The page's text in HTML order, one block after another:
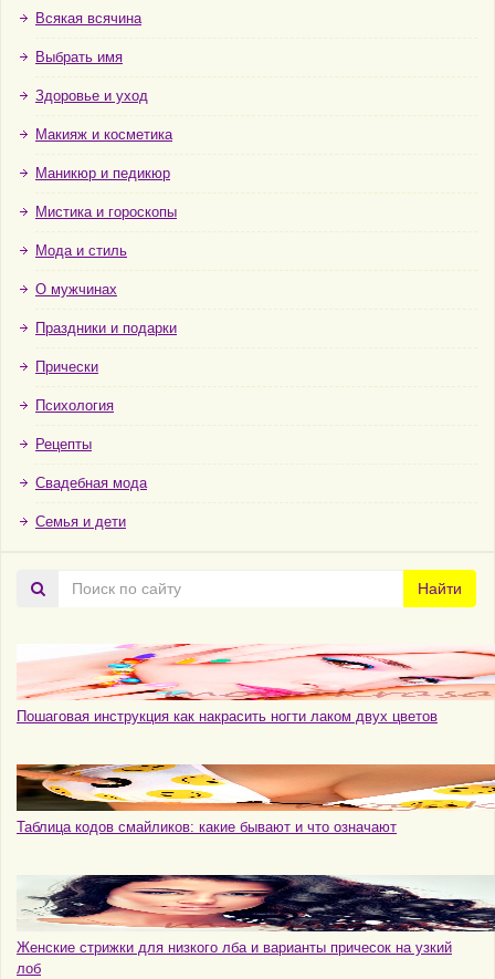
Всякая всячина
Выбрать имя
Здоровье и уход
Макияж и косметика
Маникюр и педикюр
Мистика и гороскопы
Мода и стиль
О мужчинах
Праздники и подарки
Прически
Психология
Рецепты
Свадебная мода
Семья и дети
Поиск
по
Найти
Пошаговая инструкция как накрасить ногти лаком двух цветов
Таблица кодов смайликов: какие бывают и что означают
Женские стрижки для низкого лба и варианты причесок на узкий
лоб